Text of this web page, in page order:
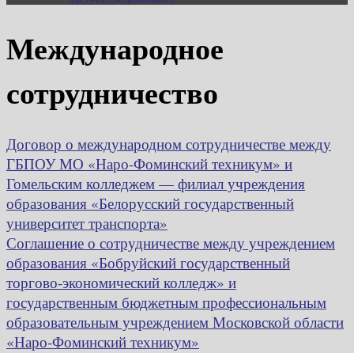
Международное
сотрудничество
Договор о международном сотрудничестве между
ГБПОУ МО «Наро-Фоминский техникум» и
Гомельским колледжем — филиал учреждения
образования «Белорусский государственный
университет транспорта»
Соглашение о сотрудничестве между учреждением
образования «Бобруйский государственный
торгово-экономический колледж» и
государственным бюджетным профессиональным
образовательным учреждением Московской области
«Наро-Фоминский техникум»